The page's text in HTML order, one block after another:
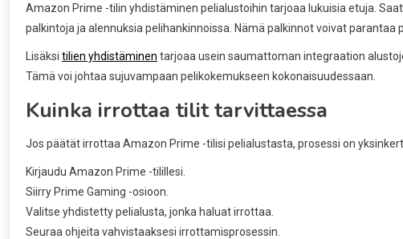
Amazon Prime -tilin yhdistäminen pelialustoihin tarjoaa lukuisia etuja.
palkintoja ja alennuksia pelihankinnoissa. Nämä palkinnot voivat parantaa
Lisäksi tilien yhdistäminen tarjoaa usein saumattoman integraation
Tämä voi johtaa sujuvampaan pelikokemukseen kokonaisuudessaan.
Kuinka irrottaa tilit tarvittaessa
Jos päätät irrottaa Amazon Prime -tilisi pelialustasta, prosessi on
Kirjaudu Amazon Prime -tilillesi.
Siirry Prime Gaming -osioon.
Valitse yhdistetty pelialusta, jonka haluat irrottaa.
Seuraa ohjeita vahvistaaksesi irrottamisprosessin.